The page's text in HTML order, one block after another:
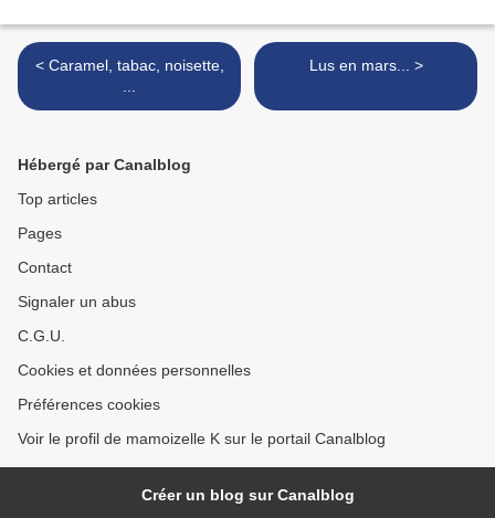
< Caramel, tabac, noisette,
Lus en mars... >
Hébergé par Canalblog
Top articles
Pages
Contact
Signaler un abus
C.G.U.
Cookies et données personnelles
Préférences cookies
Voir le profil de mamoizelle K sur le portail Canalblog
Créer un blog sur Canalblog